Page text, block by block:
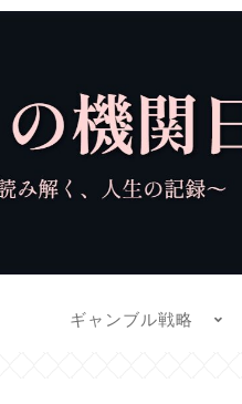
ギャンブル戦略